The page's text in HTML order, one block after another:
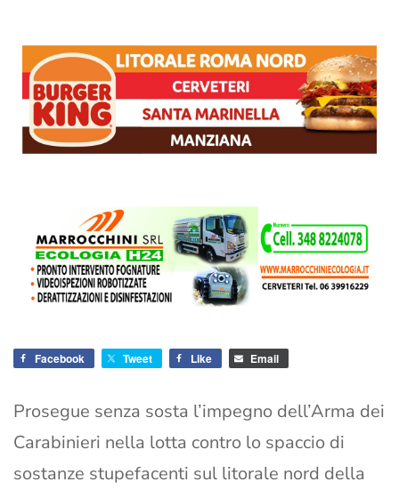
Facebook Tweet Like Email
Prosegue senza sosta l’impegno dell’Arma dei
Carabinieri nella lotta contro lo spaccio di
sostanze stupefacenti sul litorale nord della